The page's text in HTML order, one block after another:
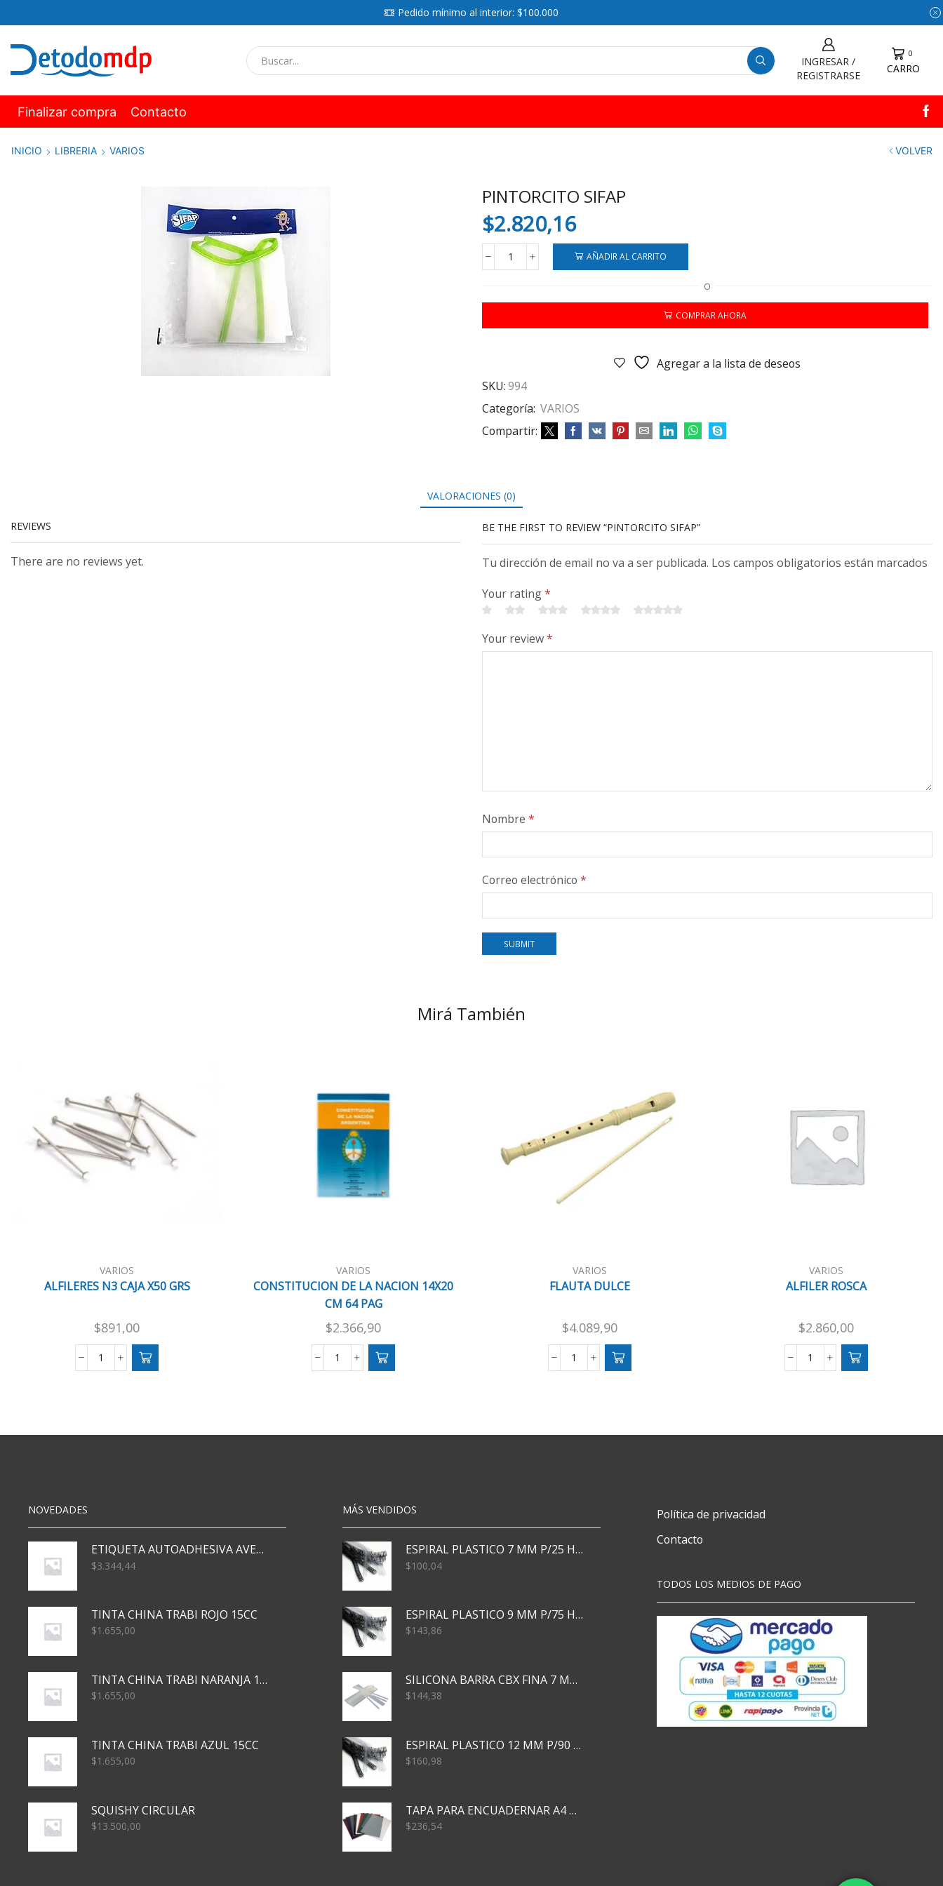
Pedido mínimo al interior: $100.000
INGRESAR /
REGISTRARSE
0
CARRO
Finalizar compra Contacto
INICIO LIBRERIA VARIOS VOLVER
PINTORCITO SIFAP
$2.820,16
PINTORCITO
AÑADIR AL CARRITO
O
COMPRAR AHORA
Agregar a la lista de deseos
SKU:994
Categoría: VARIOS
Compartir:
VALORACIONES (0)
REVIEWS
There are no reviews yet.
BE THE FIRST TO REVIEW “PINTORCITO SIFAP”
Tu dirección de email no va a ser publicada. Los campos obligatorios están marcados
Your rating*
Your review*
Nombre *
Correo electrónico *
Mirá También
VARIOS
ALFILERES N3 CAJA X50 GRS
$891,00
ALFILERES
cantidad
VARIOS
CONSTITUCION DE LA NACION 14X20
CM 64 PAG
$2.366,90
CONSTITUCION
CM
VARIOS
FLAUTA DULCE
$4.089,90
FLAUTA
VARIOS
ALFILER ROSCA
$2.860,00
ALFILER
NOVEDADES
ETIQUETA AUTOADHESIVA AVERY 3026 30H 20 X 70
$3.344,44
TINTA CHINA TRABI ROJO 15CC
$1.655,00
TINTA CHINA TRABI NARANJA 15CC
$1.655,00
TINTA CHINA TRABI AZUL 15CC
$1.655,00
SQUISHY CIRCULAR
$13.500,00
MÁS VENDIDOS
ESPIRAL PLASTICO 7 MM P/25 HJS X50x3000
$100,04
ESPIRAL PLASTICO 9 MM P/75 HJS X50X2400
$143,86
SILICONA BARRA CBX FINA 7 MM 28 CM
$144,38
ESPIRAL PLASTICO 12 MM P/90 HJS X50X1500
$160,98
TAPA PARA ENCUADERNAR A4 TRANSP x50x500
$236,54
Política de privacidad
Contacto
TODOS LOS MEDIOS DE PAGO